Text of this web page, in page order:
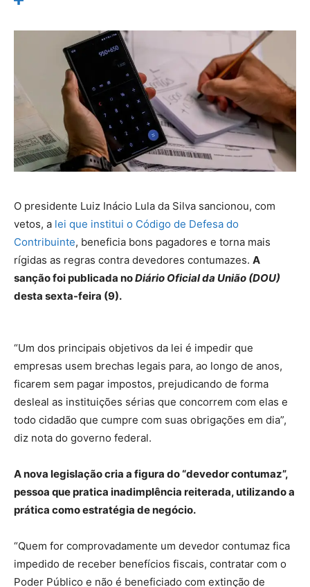
O presidente Luiz Inácio Lula da Silva sancionou, com
vetos, a lei que institui o Código de Defesa do
Contribuinte, beneficia bons pagadores e torna mais
rígidas as regras contra devedores contumazes. A
sanção foi publicada noDiário Oficial da União (DOU)
desta sexta-feira (9).
“Um dos principais objetivos da lei é impedir que
empresas usem brechas legais para, ao longo de anos,
ficarem sem pagar impostos, prejudicando de forma
desleal as instituições sérias que concorrem com elas e
todo cidadão que cumpre com suas obrigações em dia”,
diz nota do governo federal.
A nova legislação cria a figura do “devedor contumaz”,
pessoa que pratica inadimplência reiterada, utilizando a
prática como estratégia de negócio.
“Quem for comprovadamente um devedor contumaz fica
impedido de receber benefícios fiscais, contratar com o
Poder Público e não é beneficiado com extinção de